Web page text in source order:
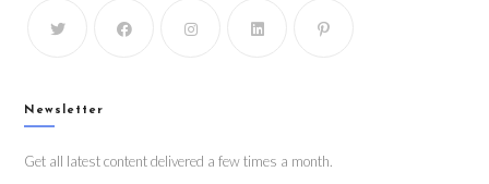
Newsletter
Get all latest content delivered a few times a month.